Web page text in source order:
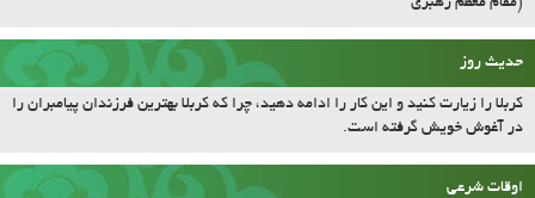
اوقات شرعی
آمار بازدید سایت
بازدید روز گذشته: